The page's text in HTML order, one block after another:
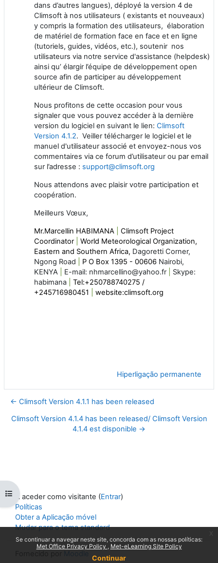
Se continuar a navegar neste site, concorda com as nossas políticas:
Met Office Privacy Policy
Met-eLearning Site Policy
Continuar
Abrir índice da disciplina
dans d’autres langues), déployé la version 4 de
Climsoft à nos utilisateurs ( existants et nouveaux)
y compris la formation des utilisateurs, élaboration
de matériel de formation face en face et en ligne
(tutoriels, guides, vidéos, etc.), soutenir nos
utilisateurs via notre service d'assistance (helpdesk)
ainsi qu’ élargir l’équipe de développement open
source afin de participer au développement
ultérieur de Climsoft.
Nous profitons de cette occasion pour vous
signaler que vous pouvez accéder à la dernière
version du logiciel en suivant le lien: Climsoft
Version 4.1.2. Veiller télécharger le logiciel et le
manuel d'utilisateur associé et envoyez-nous vos
commentaires via ce forum d’utilisateur ou par email
sur l’adresse : support@climsoft.org
Nous attendons avec plaisir votre participation et
coopération.
Meilleurs Vœux,
Mr.Marcellin HABIMANA
Climsoft Project
Coordinator
World Meteorological Organization,
Eastern and Southern Africa, Dagoretti Corner,
Ngong Road
P O Box 1395 - 00606 Nairobi,
KENYA
E-mail: nhmarcellino@yahoo.fr
Skype:
habimana
Tel:+250788740275 /
+245716980451
website:climsoft.org
Hiperligação permanente
← Climsoft Version 4.1.1 has been released
Climsoft Version 4.1.4 has been released/ Climsoft Version
4.1.4 est disponible →
A aceder como visitante (Entrar)
Políticas
Obter a Aplicação móvel
Mudar para o tema standard
Moodle